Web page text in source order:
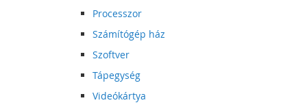
Processzor
Számítógép ház
Szoftver
Tápegység
Videókártya